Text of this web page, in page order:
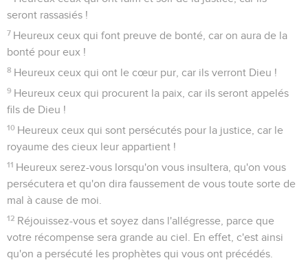
seront rassasiés !
7 Heureux ceux qui font preuve de bonté, car on aura de la
bonté pour eux !
8 Heureux ceux qui ont le cœur pur, car ils verront Dieu !
9 Heureux ceux qui procurent la paix, car ils seront appelés
fils de Dieu !
10 Heureux ceux qui sont persécutés pour la justice, car le
royaume des cieux leur appartient !
11 Heureux serez-vous lorsqu'on vous insultera, qu'on vous
persécutera et qu'on dira faussement de vous toute sorte de
mal à cause de moi.
12 Réjouissez-vous et soyez dans l'allégresse, parce que
votre récompense sera grande au ciel. En effet, c'est ainsi
qu'on a persécuté les prophètes qui vous ont précédés.